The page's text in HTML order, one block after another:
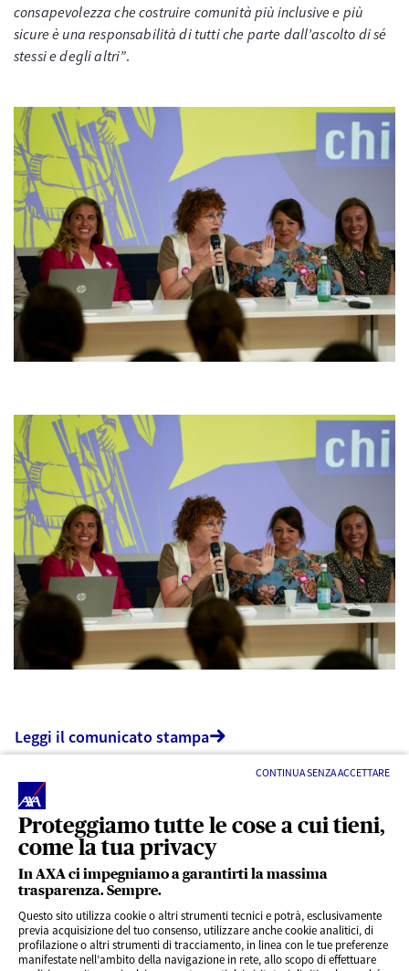
Proteggiamo tutte le cose a cui tieni,
come la tua privacy
In AXA ci impegniamo a garantirti la massima
trasparenza. Sempre.
Questo sito utilizza cookie o altri strumenti tecnici e potrà, esclusivamente
previa acquisizione del tuo consenso, utilizzare anche cookie analitici, di
profilazione o altri strumenti di tracciamento, in linea con le tue preferenze
manifestate nell’ambito della navigazione in rete, allo scopo di effettuare
CONTINUA SENZA ACCETTARE
consapevolezza che costruire comunità più inclusive e più
sicure è una responsabilità di tutti che parte dall’ascolto di sé
stessi e degli altri”.
Leggi il comunicato stampa
CONTENUTI INTERESSANTI